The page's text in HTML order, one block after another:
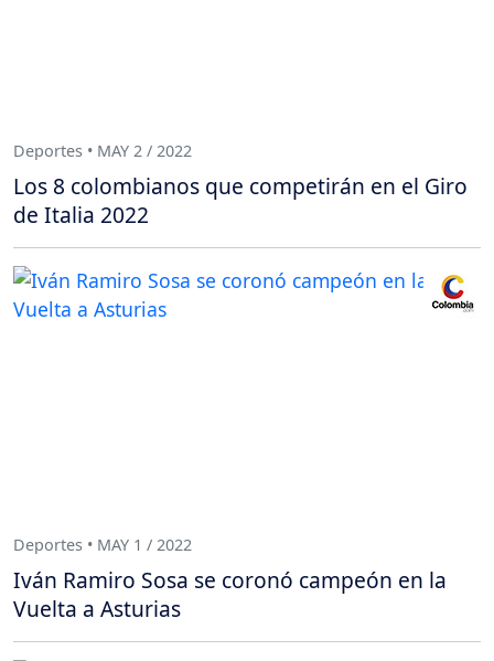
Deportes • MAY 2 / 2022
Los 8 colombianos que competirán en el Giro
de Italia 2022
Deportes • MAY 1 / 2022
Iván Ramiro Sosa se coronó campeón en la
Vuelta a Asturias